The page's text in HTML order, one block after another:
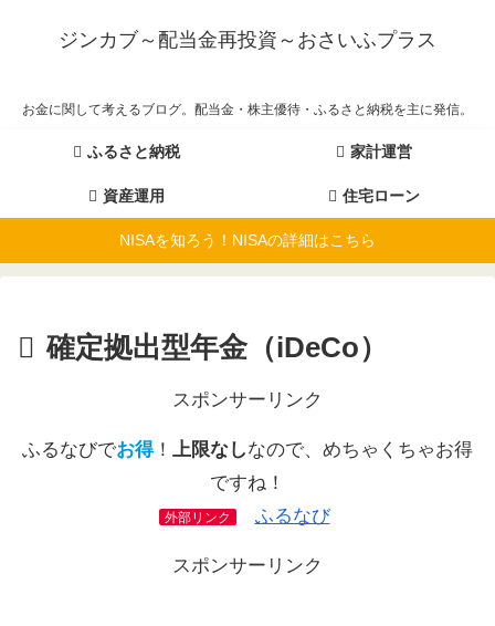
ジンカブ～配当金再投資～おさいふプラス
お金に関して考えるブログ。配当金・株主優待・ふるさと納税を主に発信。
ふるさと納税 家計運営
資産運用 住宅ローン
NISAを知ろう！NISAの詳細はこちら
確定拠出型年金（iDeCo）
スポンサーリンク
ふるなびでお得！ 上限なしなので、めちゃくちゃお得
ですね！
外部リンク ふるなび
スポンサーリンク